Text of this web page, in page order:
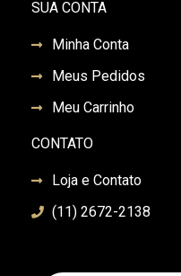
SUA CONTA
Minha Conta
Meus Pedidos
Meu Carrinho
CONTATO
Loja e Contato
(11) 2672-2138